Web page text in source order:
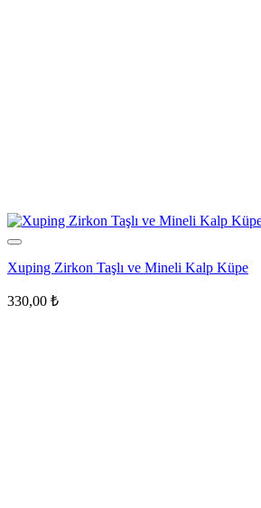
Xuping Zirkon Taşlı ve Mineli Kalp Küpe
330,00 ₺